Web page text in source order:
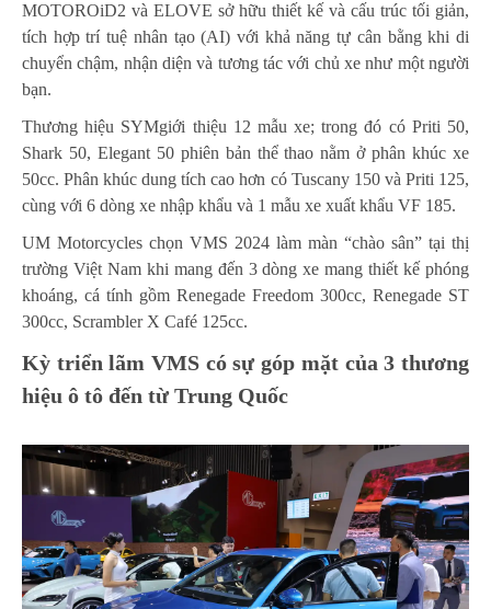
MOTOROiD2 và ELOVE sở hữu thiết kế và cấu trúc tối giản,
tích hợp trí tuệ nhân tạo (AI) với khả năng tự cân bằng khi di
chuyển chậm, nhận diện và tương tác với chủ xe như một người
bạn.
Thương hiệu SYMgiới thiệu 12 mẫu xe; trong đó có Priti 50,
Shark 50, Elegant 50 phiên bản thể thao nằm ở phân khúc xe
50cc. Phân khúc dung tích cao hơn có Tuscany 150 và Priti 125,
cùng với 6 dòng xe nhập khẩu và 1 mẫu xe xuất khẩu VF 185.
UM Motorcycles chọn VMS 2024 làm màn “chào sân” tại thị
trường Việt Nam khi mang đến 3 dòng xe mang thiết kế phóng
khoáng, cá tính gồm Renegade Freedom 300cc, Renegade ST
300cc, Scrambler X Café 125cc.
Kỳ triển lãm VMS có sự góp mặt của 3 thương
hiệu ô tô đến từ Trung Quốc